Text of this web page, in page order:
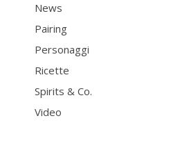
News
Pairing
Personaggi
Ricette
Spirits & Co.
Video